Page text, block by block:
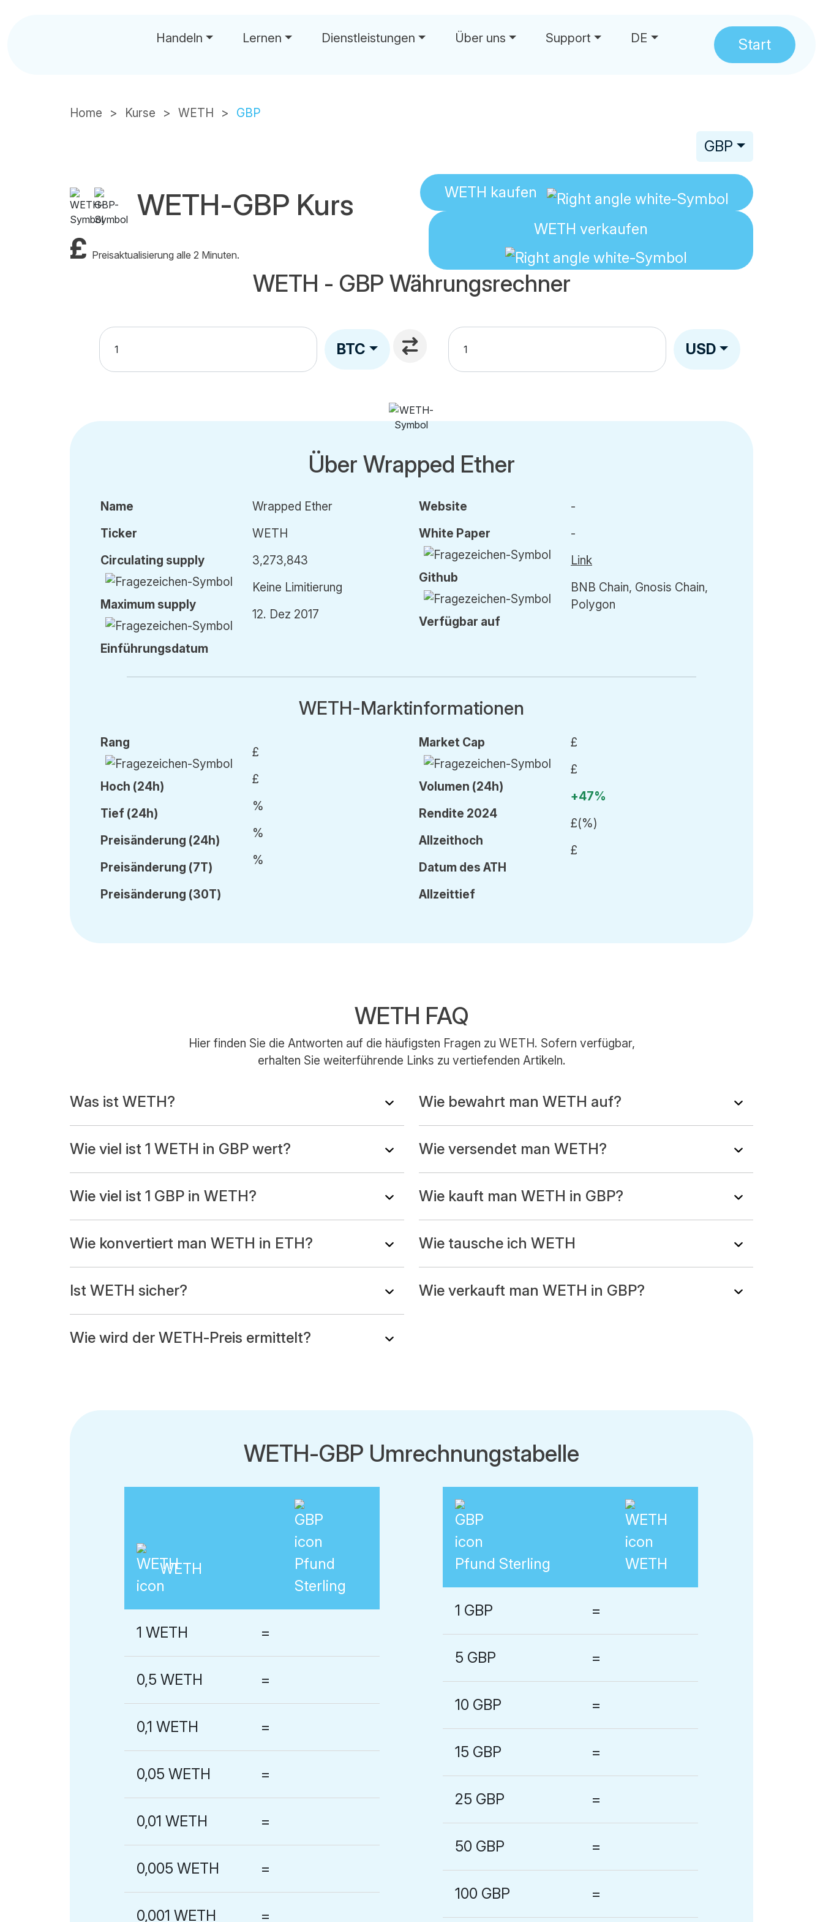
Handeln Lernen Dienstleistungen Über uns Support DE Start
Home Kurse WETH GBP
WETH-GBP Kurs
£ Preisaktualisierung alle 2 Minuten.
GBP
WETH kaufen
WETH verkaufen
WETH - GBP Währungsrechner
BTC USD
Über Wrapped Ether
Name
Ticker
Circulating supply
Maximum supply
Einführungsdatum
Wrapped Ether
WETH
3,273,843
Keine Limitierung
12. Dez 2017
Website
White Paper
Github
Verfügbar auf
-
-
Link
BNB Chain, Gnosis Chain,
Polygon
WETH-Marktinformationen
Rang
Hoch (24h)
Tief (24h)
Preisänderung (24h)
Preisänderung (7T)
Preisänderung (30T)
£
£
%
%
%
Market Cap
Volumen (24h)
Rendite 2024
Allzeithoch
Datum des ATH
Allzeittief
£
£
+47%
£(%)
£
WETH FAQ
Hier finden Sie die Antworten auf die häufigsten Fragen zu WETH. Sofern verfügbar,
erhalten Sie weiterführende Links zu vertiefenden Artikeln.
Was ist WETH?
Wie viel ist 1 WETH in GBP wert?
Wie viel ist 1 GBP in WETH?
Wie konvertiert man WETH in ETH?
Ist WETH sicher?
Wie wird der WETH-Preis ermittelt?
Wie bewahrt man WETH auf?
Wie versendet man WETH?
Wie kauft man WETH in GBP?
Wie tausche ich WETH
Wie verkauft man WETH in GBP?
WETH-GBP Umrechnungstabelle
WETH
Pfund
Sterling
1 WETH =
0,5 WETH =
0,1 WETH =
0,05 WETH =
0,01 WETH =
0,005 WETH =
0,001 WETH =
Pfund Sterling WETH
1 GBP =
5 GBP =
10 GBP =
15 GBP =
25 GBP =
50 GBP =
100 GBP =